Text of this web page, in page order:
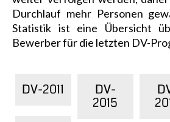
Durchlauf mehr Personen
Statistik ist eine Übersicht
Bewerber für die letzten DV-
DV-2011 DV-
2015